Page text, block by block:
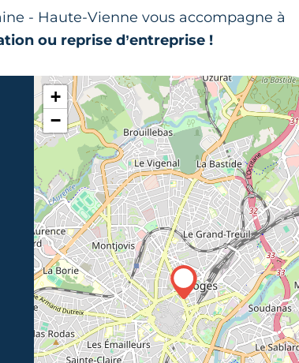
- Haute-Vienne vous accompagne à
ou reprise d’entreprise !
+
−